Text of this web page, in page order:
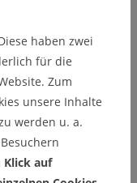
haben zwei
für die
Zum
unsere Inhalte
werden u. a.
Klick auf